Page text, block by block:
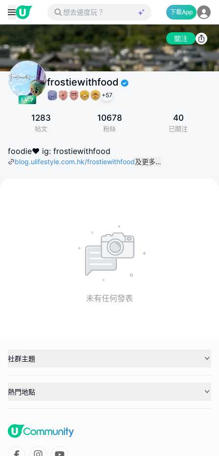
下載App
關注
frostiewithfood
+57
1283
帖文
10678
粉絲
40
已關注
foodie❤️ ig: frostiewithfood
blog.ulifestyle.com.hk/frostiewithfood及更多…
未有任何發表
社群主題
熱門地點